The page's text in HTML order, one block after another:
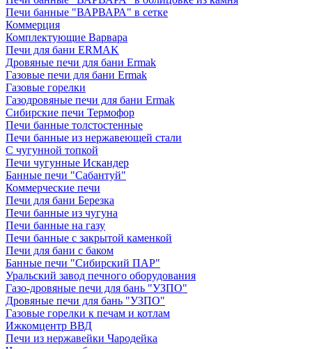
Печи банные "ВАРВАРА" в сетке
Коммерция
Комплектующие Варвара
Печи для бани ERMAK
Дровяные печи для бани Ermak
Газовые печи для бани Ermak
Газовые горелки
Газодровяные печи для бани Ermak
Сибирские печи Термофор
Печи банные толстостенные
Печи банные из нержавеющей стали
С чугунной топкой
Печи чугунные Искандер
Банные печи "Сабантуй"
Коммерческие печи
Печи для бани Березка
Печи банные из чугуна
Печи банные на газу
Печи банные с закрытой каменкой
Печи для бани с баком
Банные печи "Сибирский ПАР"
Уральский завод печного оборудования
Газо-дровяные печи для бань "УЗПО"
Дровяные печи для бань "УЗПО"
Газовые горелки к печам и котлам
Ижкомцентр ВВД
Печи из нержавейки Чародейка